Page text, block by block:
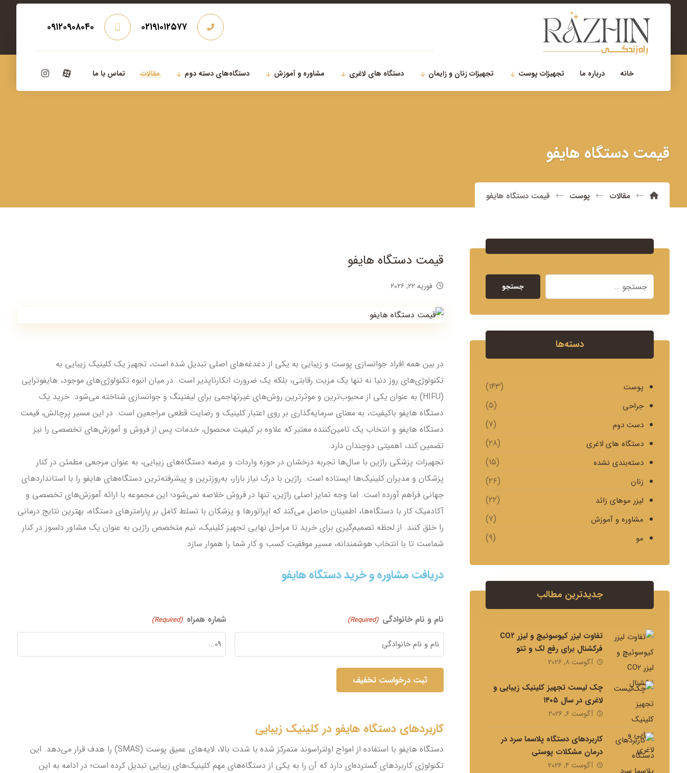
۰۲۱-۲۲۹۰۰۷۵۶
۰۹۱۲۰۹۰۸۰۴۰ ۰۲۱۹۱۰۱۲۵۷۷
خانه درباره ما تجهیزات پوست تجهیزات زنان و زایمان دستگاه های لاغری مشاوره و آموزش دستگاه‌های دسته دوم مقالات تماس با ما
قیمت دستگاه هایفو
مقالات پوست قیمت دستگاه هایفو
قیمت دستگاه هایفو
فوریه ۲۲, ۲۰۲۶
در بین همه افراد جوانسازی پوست و زیبایی به یکی از دغدغه‌های اصلی تبدیل شده است، تجهیز یک کلینیک زیبایی به
تکنولوژی‌های روز دنیا نه تنها یک مزیت رقابتی، بلکه یک ضرورت انکارناپذیر است. در میان انبوه تکنولوژی‌های موجود، هایفوتراپی
(HIFU) به عنوان یکی از محبوب‌ترین و موثرترین روش‌های غیرتهاجمی برای لیفتینگ و جوانسازی شناخته می‌شود. خرید یک
دستگاه هایفو باکیفیت، به معنای سرمایه‌گذاری بر روی اعتبار کلینیک و رضایت قطعی مراجعین است. در این مسیر پرچالش، قیمت
دستگاه هایفو و انتخاب یک تامین‌کننده معتبر که علاوه بر کیفیت محصول، خدمات پس از فروش و آموزش‌های تخصصی را نیز
تضمین کند، اهمیتی دوچندان دارد.
تجهیزات پزشکی راژین با سال‌ها تجربه درخشان در حوزه واردات و عرضه دستگاه‌های زیبایی، به عنوان مرجعی مطمئن در کنار
پزشکان و مدیران کلینیک‌ها ایستاده است. راژین با درک نیاز بازار، به‌روزترین و پیشرفته‌ترین دستگاه‌های هایفو را با استانداردهای
جهانی فراهم آورده است. اما وجه تمایز اصلی راژین، تنها در فروش خلاصه نمی‌شود؛ این مجموعه با ارائه آموزش‌های تخصصی و
آکادمیک کار با دستگاه‌ها، اطمینان حاصل می‌کند که اپراتورها و پزشکان با تسلط کامل بر پارامترهای دستگاه، بهترین نتایج درمانی
را خلق کنند. از لحظه تصمیم‌گیری برای خرید تا مراحل نهایی تجهیز کلینیک، تیم متخصص راژین به عنوان یک مشاور دلسوز در کنار
شماست تا با انتخاب هوشمندانه، مسیر موفقیت کسب و کار شما را هموار سازد.
دریافت مشاوره و خرید دستگاه هایفو
نام و نام خانوادگی (Required) شماره همراه (Required)
کاربردهای دستگاه هایفو در کلینیک زیبایی
دستگاه هایفو با استفاده از امواج اولتراسوند متمرکز شده با شدت بالا، لایه‌های عمیق پوست (SMAS) را هدف قرار می‌دهد. این
تکنولوژی کاربردهای گسترده‌ای دارد که آن را به یکی از دستگاه‌های مهم کلینیک‌های زیبایی تبدیل کرده است؛ در ادامه به این
جستجو
دسته‌ها
پوست (۱۴۳)
جراحی (۵)
دست دوم (۷)
دستگاه های لاغری (۲۸)
دسته‌بندی نشده (۱۵)
زنان (۲۶)
لیزر موهای زائد (۲۲)
مشاوره و آموزش (۷)
مو (۹)
جدیدترین مطالب
تفاوت لیزر کیوسوئیچ و لیزر CO۲
فرکشنال برای رفع لک و تتو
آگوست ۸, ۲۰۲۶
چک لیست تجهیز کلینیک زیبایی و
لاغری در سال ۱۴۰۵
آگوست ۶, ۲۰۲۶
کاربردهای دستگاه پلاسما سرد در
درمان مشکلات پوستی
آگوست ۴, ۲۰۲۶